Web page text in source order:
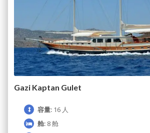
Gazi Kaptan Gulet
容量: 16 人
舱: 8 舱